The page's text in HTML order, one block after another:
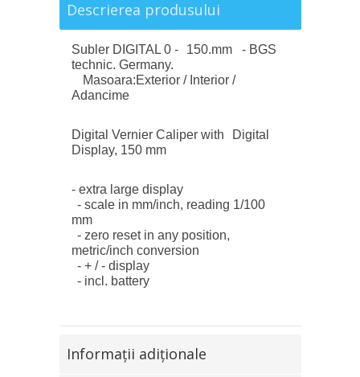
Descrierea produsului
Subler DIGITAL 0 - 150.mm - BGS
technic. Germany.
Masoara:Exterior / Interior /
Adancime
Digital Vernier Caliper with Digital
Display, 150 mm
- extra large display
- scale in mm/inch, reading 1/100
mm
- zero reset in any position,
metric/inch conversion
- + / - display
- incl. battery
Informaţii adiţionale